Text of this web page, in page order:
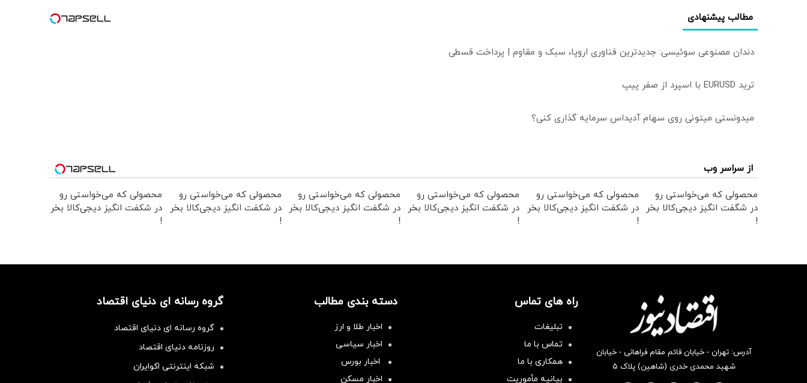
مطالب پیشنهادی
دندان مصنوعی سوئیسی: جدیدترین فناوری اروپا، سبک و مقاوم | پرداخت قسطی
ترید EURUSD با اسپرد از صفر پیپ
میدونستی میتونی روی سهام آدیداس سرمایه گذاری کنی؟
از سراسر وب
محصولی که می‌خواستی رو
در شگفت انگیز دیجی‌کالا بخر
!
محصولی که می‌خواستی رو
در شکفت انگیز دیجی‌کالا بخر
!
محصولی که می‌خواستی رو
در شکفت انگیز دیجی‌کالا بخر
!
محصولی که می‌خواستی رو
در شگفت انگیز دیجی‌کالا بخر
!
محصولی که می‌خواستی رو
در شکفت انگیز دیجی‌کالا بخر
!
محصولی که می‌خواستی رو
در شکفت انگیز دیجی‌کالا بخر
!
آدرس: تهران - خیابان قائم مقام فراهانی - خیابان
شهید محمدی خدری (شاهین) پلاک ۵
راه های تماس
تبلیغات
تماس با ما
همکاری با ما
بیانیه مأموریت
دسته بندی مطالب
اخبار طلا و ارز
اخبار سیاسی
اخبار بورس
اخبار مسکن
گروه رسانه ای دنیای اقتصاد
گروه رسانه ای دنیای اقتصاد
روزنامه دنیای اقتصاد
شبکه اینترنتی اکوایران